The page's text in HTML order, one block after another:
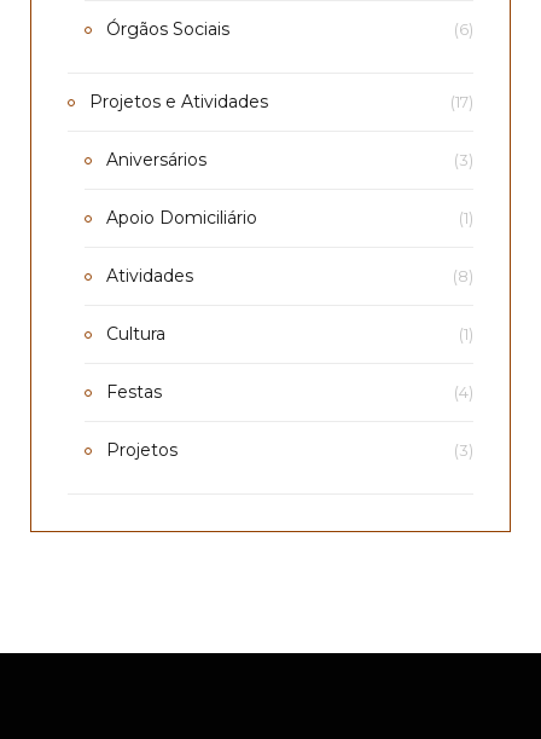
Órgãos Sociais (6)
Projetos e Atividades (17)
Aniversários (3)
Apoio Domiciliário (1)
Atividades (8)
Cultura (1)
Festas (4)
Projetos (3)